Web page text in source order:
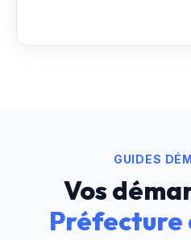
GUIDES
Vos
Préfecture